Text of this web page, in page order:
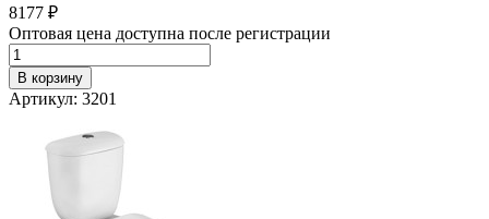
8177 ₽
Оптовая цена доступна после регистрации
В корзину
Артикул: 3201